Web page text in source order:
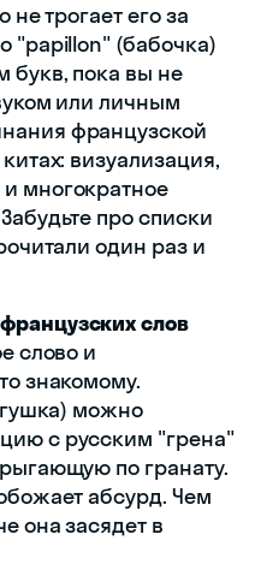
не трогает его за
"papillon" (бабочка)
букв, пока вы не
или личным
французской
визуализация,
многократное
про списки
один раз и
слов
слово и
знакомому.
можно
с русским "грена"
по гранату.
абсурд. Чем
она засядет в